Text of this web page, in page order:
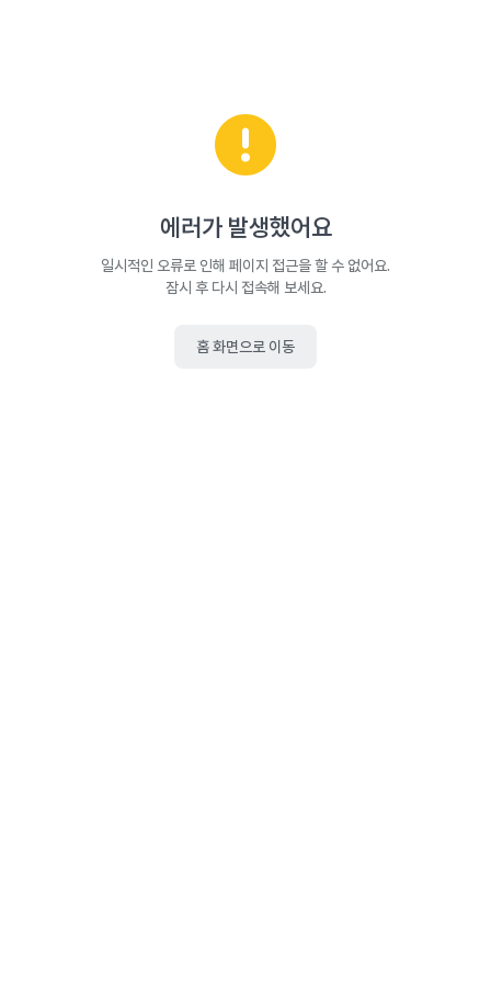
에러가 발생했어요
일시적인 오류로 인해 페이지 접근을 할 수 없어요.
잠시 후 다시 접속해 보세요.
홈 화면으로 이동